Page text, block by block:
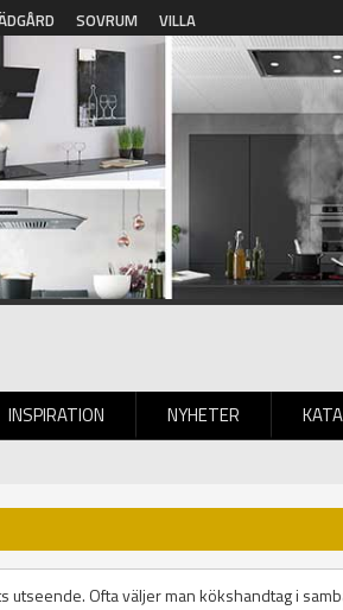
SOVRUM VILLA
INSPIRATION NYHETER
Ofta väljer man kökshandtag i